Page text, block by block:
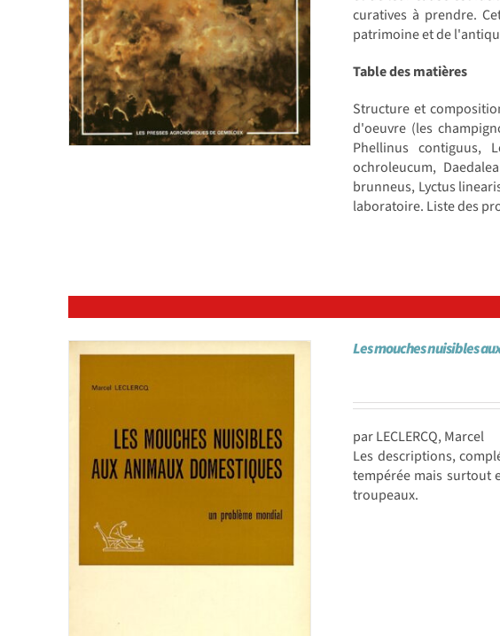
curatives à prendre.
patrimoine et de
Table des matières
Structure et
d'oeuvre (les
Phellinus contiguus,
ochroleucum,
brunneus, Lyctus
laboratoire. Liste des
Les mouches nuisibles
par LECLERCQ, Marcel
Les descriptions,
tempérée mais surtout
troupeaux.